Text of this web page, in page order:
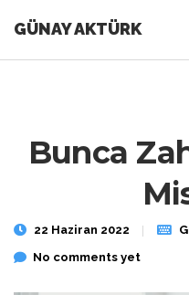
GÜNAY AKTÜRK
Bunca
22 Haziran 2022
No comments yet